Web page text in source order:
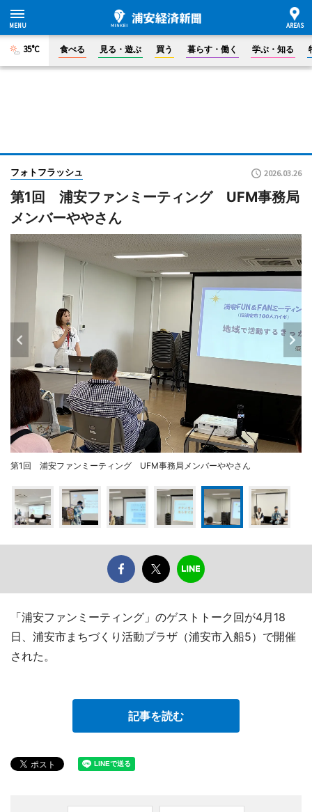
35°C 食べる 見る・遊ぶ 買う 暮らす・働く 学ぶ・知る
フォトフラッシュ 2026.03.26
第1回 浦安ファンミーティング UFM事務局
メンバーややさん
第1回 浦安ファンミーティング UFM事務局メンバーややさん
「浦安ファンミーティング」のゲストトーク回が4月18
日、浦安市まちづくり活動プラザ（浦安市入船5）で開催
された。
記事を読む